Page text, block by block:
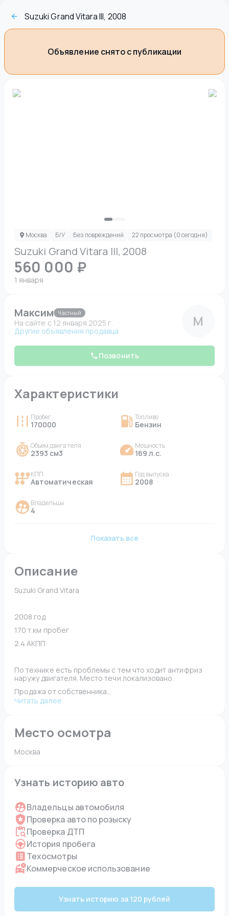
Suzuki Grand Vitara III, 2008
Объявление снято с публикации
Suzuki Grand Vitara III, 2008
560 000 ₽
1 января
Москва Б/У Без повреждений 22 просмотра (0 сегодня)
Максим Частный
На сайте c 12 января 2025 г.
Другие объявления продавца
М
Позвонить
Характеристики
Пробег
170000
Топливо
Бензин
Объем двигателя
2393 см3
Мощность
169 л.с.
КПП
Автоматическая
Год выпуска
2008
Владельцы
4
Показать все
Описание
Suzuki Grand Vitara
2008 год
170 т.км пробег
2.4 АКПП
По технике есть проблемы с тем что ходит антифриз
наружу двигателя. Место течи локализовано.
Продажа от собственника...
Читать далее
Место осмотра
Москва
Узнать историю авто
Владельцы автомобиля
Проверка авто по розыску
Проверка ДТП
История пробега
Техосмотры
Коммерческое использование
Узнать историю за 120 рублей